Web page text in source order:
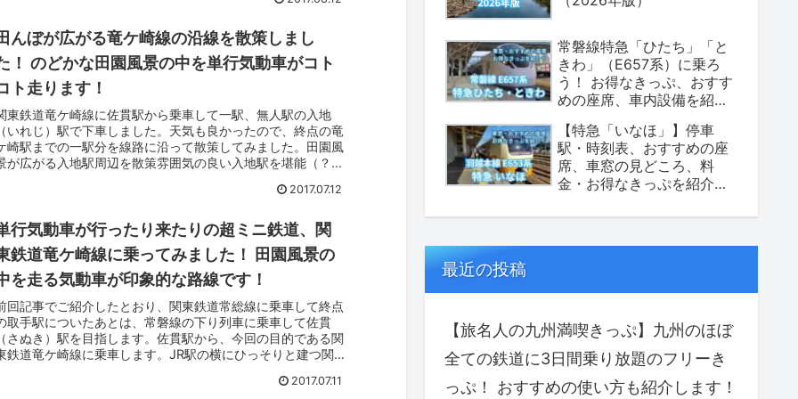
んぼが広がる竜ケ崎線の沿線を散策しまし
！ のどかな田園風景の中を単行気動車がコト
ト走ります！
東鉄道竜ケ崎線に佐貫駅から乗車して一駅、無人駅の入地
いれじ）駅で下車しました。天気も良かったので、終点の竜
崎駅までの一駅分を線路に沿って散策してみました。田園風
が広がる入地駅周辺を散策雰囲気の良い入地駅を堪能（？）
2017.07.12
行気動車が行ったり来たりの超ミニ鉄道、関
鉄道竜ケ崎線に乗ってみました！ 田園風景の
を走る気動車が印象的な路線です！
回記事でご紹介したとおり、関東鉄道常総線に乗車して終点
取手駅についたあとは、常磐線の下り列車に乗車して佐貫
さぬき）駅を目指します。佐貫駅から、今回の目的である関
鉄道竜ケ崎線に乗車します。JR駅の横にひっそりと建つ関東
2017.07.11
常磐線特急「ひたち」「と
きわ」（E657系）に乗ろ
う！ お得なきっぷ、おすす
めの座席、車内設備を紹介
【特急「いなほ」】停車
駅・時刻表、おすすめの座
席、車窓の見どころ、料
金・お得なきっぷを紹介し
最近の投稿
【旅名人の九州満喫きっぷ】九州のほぼ
全ての鉄道に3日間乗り放題のフリーき
っぷ！ おすすめの使い方も紹介します！